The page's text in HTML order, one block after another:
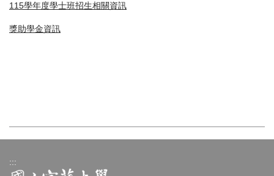
115學年度學士班招生相關資訊
獎助學金資訊
:::